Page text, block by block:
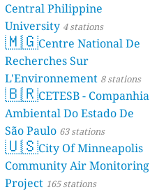
Central Philippine
University 4 stations
🇲🇬Centre National De
Recherches Sur
L'Environnement 8 stations
🇧🇷CETESB - Companhia
Ambiental Do Estado De
São Paulo 63 stations
🇺🇸City Of Minneapolis
Community Air Monitoring
Project 165 stations